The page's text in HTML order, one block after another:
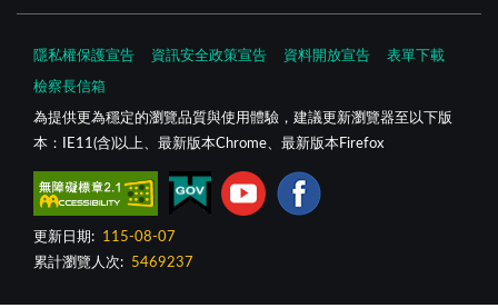
隱私權保護宣告 資訊安全政策宣告 資料開放宣告 表單下載
檢察長信箱
為提供更為穩定的瀏覽品質與使用體驗，建議更新瀏覽器至以下版
本：IE11(含)以上、最新版本Chrome、最新版本Firefox
更新日期:
115-08-07
累計瀏覽人次:
5469237